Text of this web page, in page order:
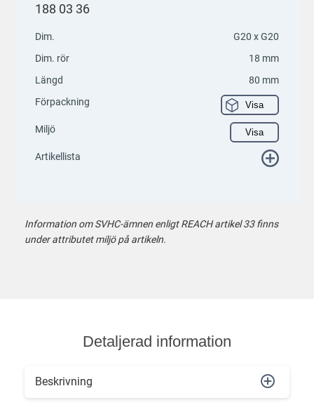
188 03 36
Dim.
G20 x G20
Dim. rör
18 mm
Längd
80 mm
Förpackning
Visa
Miljö Visa
Artikellista
Information om SVHC-ämnen enligt REACH artikel 33 finns
under attributet miljö på artikeln.
Detaljerad information
Beskrivning